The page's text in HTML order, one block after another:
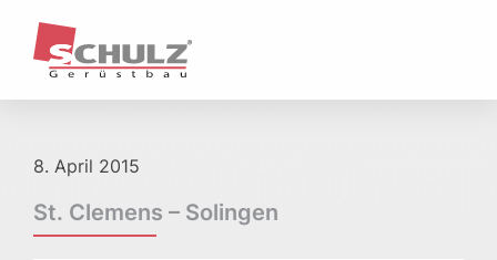
Unternehmen
Profil / Historie
Referenzen
8. April 2015
St. Clemens – Solingen